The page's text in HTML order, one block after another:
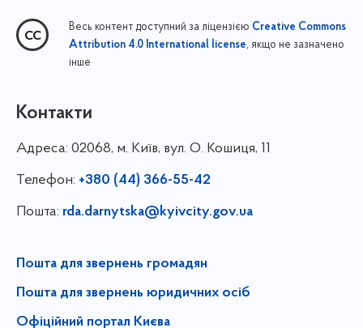
Весь контент доступний за ліцензією Creative Commons
Attribution 4.0 International license, якщо не зазначено
інше
Контакти
Адреса: 02068, м. Київ, вул. О. Кошиця, 11
Телефон: +380 (44) 366-55-42
Пошта: rda.darnytska@kyivcity.gov.ua
Пошта для звернень громадян
Пошта для звернень юридичних осіб
Офіційний портал Києва